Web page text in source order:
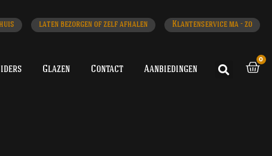
laten bezorgen of zelf afhalen Klantenservice ma - zo
Glazen Contact Aanbiedingen
0